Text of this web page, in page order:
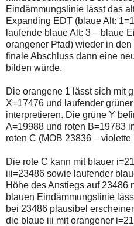
Eindämmungslinie lässt das
Expanding EDT (blaue Alt:
laufende blaue Alt: 3 – blaue
orangener Pfad) wieder in
finale Abschluss dann eine
bilden würde.
Die orangene 1 lässt sich mit
X=17476 und laufender
interpretieren. Die grüne Y
A=19988 und roten B=19783
roten C (MOB 23836 – violette
Die rote C kann mit blauer
iii=23486 sowie laufender
Höhe des Anstiegs auf 23486
blauen Eindämmungslinie
bei 23486 plausibel
die blaue iii mit orangener